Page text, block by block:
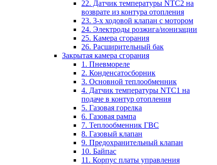
22. Датчик температуры NTC2 на
возврате из контура отопления
23. 3-х ходовой клапан с мотором
24. Электроды розжига/ионизации
25. Камера сгорания
26. Расширительный бак
Закрытая камера сгорания
1. Пневмореле
2. Конденсатосборник
3. Основной теплообменник
4. Датчик температуры NTC1 на
подаче в контур отопления
5. Газовая горелка
6. Газовая рампа
7. Теплообменник ГВС
8. Газовый клапан
9. Предохранительный клапан
10. Байпас
11. Корпус платы управления